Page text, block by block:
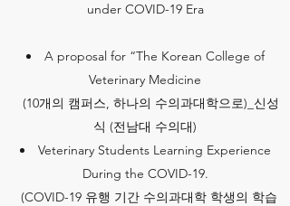
under COVID-19 Era
A proposal for “The Korean College of
Veterinary Medicine
(10개의 캠퍼스, 하나의 수의과대학으로)_신성
식 (전남대 수의대)
Veterinary Students Learning Experience
During the COVID-19.
(COVID-19 유행 기간 수의과대학 학생의 학습